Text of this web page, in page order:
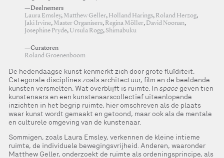
—Deelnemers
Laura Emsley, Matthew Geller, Holland Harings, Roland Herzog,
Jaki Irvine, Master Organisers, Regina Möller, David Noonan,
Josephine Pryde, Ursula Rogg,Shimabuku
—Curatoren
Roland Groenenboom
De hedendaagse kunst kenmerkt zich door grote fluïditeit.
Categorale disciplines zoals architectuur, film en de beeldende
kunsten versmelten. Wat overblijft is ruimte. In spacegeven tien
kunstenaars en een kunstenaarscollectief uiteenlopende
inzichten in het begrip ruimte, hier omschreven als de plaats
waar kunst wordt gemaakt en getoond, maar ook als de mentale
en culturele omgeving van de kunstenaar.
Sommigen, zoals Laura Emsley, verkennen de kleine intieme
ruimte, de individuele bewegingsvrijheid. Anderen, waaronder
Matthew Geller, onderzoekt de ruimte als ordeningsprincipe, als